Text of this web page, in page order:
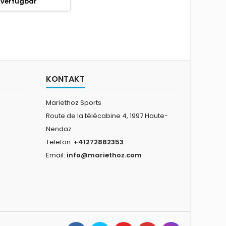
KONTAKT
Mariethoz Sports
Route de la télécabine 4, 1997 Haute-
Nendaz
Telefon: +41272882353
Email: info@mariethoz.com